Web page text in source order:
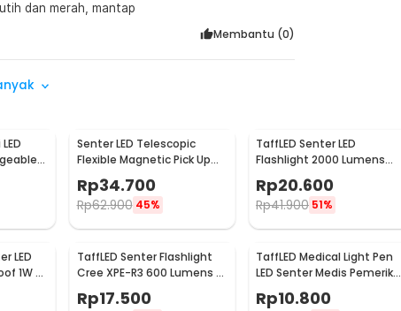
dan merah, mantap
Membantu (0)
- XY
Senter LED Telescopic
Flexible Magnetic Pick Up
Flashlight Aluminium
Rp34.700
Rp62.900 45%
TaffLED Senter LED
Flashlight 2000 Lumens
Zoom Waterproof -
Pocketman P1
Rp20.600
Rp41.900 51%
LED
1W -
TaffLED Senter Flashlight
Cree XPE-R3 600 Lumens -
SE-A02
Rp17.500
TaffLED Medical Light Pen
LED Senter Medis Pemeriksa
Mata - Ti4
Rp10.800